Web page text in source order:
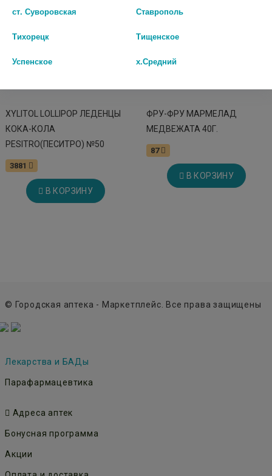
XYLITOL LOLLIPOP ЛЕДЕНЦЫ
КОКА-КОЛА
PESITRO(ПЕСИТРО) №50
3881
В КОРЗИНУ
ФРУ-ФРУ МАРМЕЛАД
МЕДВЕЖАТА 40Г.
87
В КОРЗИНУ
© Городская аптека - Маркетплейс. Все права защищены
Лекарства и БАДы
Парафармацевтика
Адреса аптек
Бонусная программа
Акции
ст. Суворовская Ставрополь
Тихорецк Тищенское
Успенское х.Средний